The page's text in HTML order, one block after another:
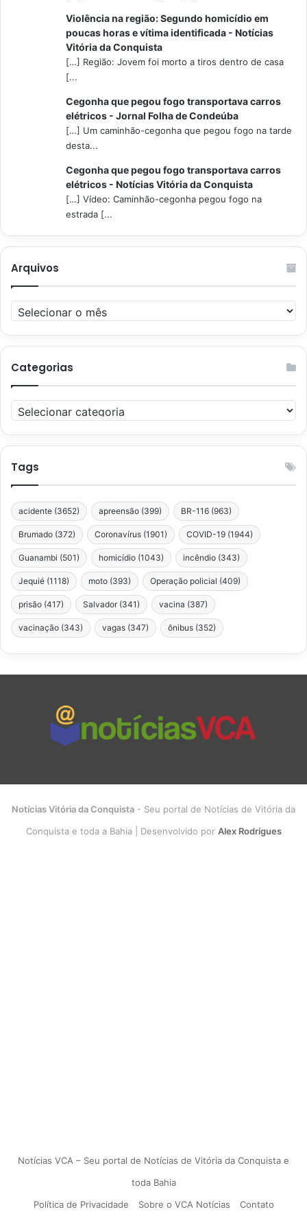
Violência na região: Segundo homicídio em
poucas horas e vítima identificada - Notícias
Vitória da Conquista
[…] Região: Jovem foi morto a tiros dentro de casa
[...
Cegonha que pegou fogo transportava carros
elétricos - Jornal Folha de Condeúba
[…] Um caminhão-cegonha que pegou fogo na tarde
desta...
Cegonha que pegou fogo transportava carros
elétricos - Notícias Vitória da Conquista
[…] Vídeo: Caminhão-cegonha pegou fogo na
estrada [...
Arquivos
Arquivos
Categorias
Categorias
Tags
acidente (3652) apreensão (399) BR-116 (963)
Brumado (372) Coronavírus (1901) COVID-19 (1944)
Guanambi (501) homicídio (1043) incêndio (343)
Jequié (1118) moto (393) Operação policial (409)
prisão (417) Salvador (341) vacina (387)
vacinação (343) vagas (347) ônibus (352)
Notícias Vitória da Conquista - Seu portal de Notícias de Vitória da
Conquista e toda a Bahia | Desenvolvido por Alex Rodrigues
Notícias VCA – Seu portal de Notícias de Vitória da Conquista e
toda Bahia
Política de Privacidade
Sobre o VCA Notícias Contato